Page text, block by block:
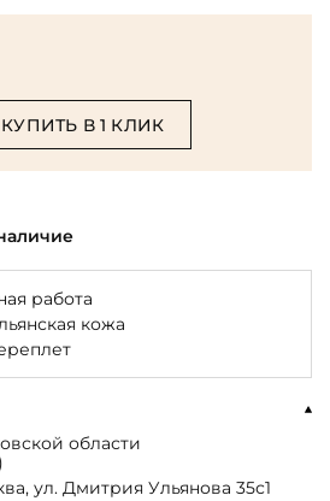
КУПИТЬ В 1 КЛИК
работа
кожа
области
ул. Дмитрия Ульянова 35с1